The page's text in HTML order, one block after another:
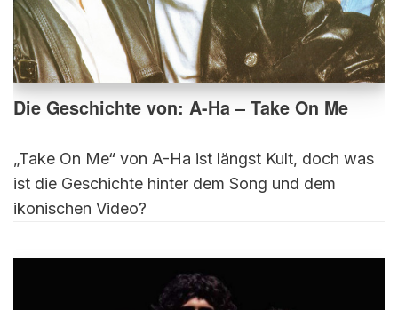
Die Geschichte von: A-Ha – Take On Me
„Take On Me“ von A-Ha ist längst Kult, doch was
ist die Geschichte hinter dem Song und dem
ikonischen Video?